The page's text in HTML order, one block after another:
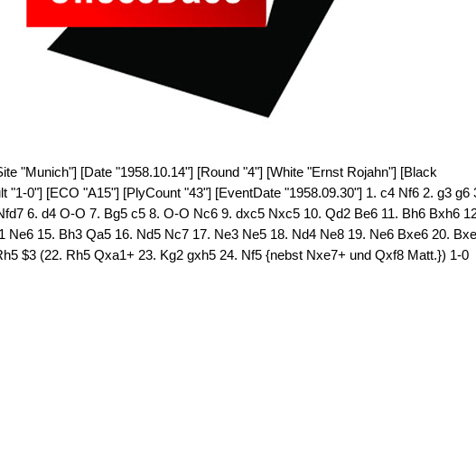
"Munich"] [Date "1958.10.14"] [Round "4"] [White "Ernst Rojahn"] [Black
"1-0"] [ECO "A15"] [PlyCount "43"] [EventDate "1958.09.30"] 1. c4 Nf6 2. g3 g6
6. d4 O-O 7. Bg5 c5 8. O-O Nc6 9. dxc5 Nxc5 10. Qd2 Be6 11. Bh6 Bxh6
Ne6 15. Bh3 Qa5 16. Nd5 Nc7 17. Ne3 Ne5 18. Nd4 Ne8 19. Ne6 Bxe6 20.
$3 (22. Rh5 Qxa1+ 23. Kg2 gxh5 24. Nf5 {nebst Nxe7+ und Qxf8 Matt.}) 1-0